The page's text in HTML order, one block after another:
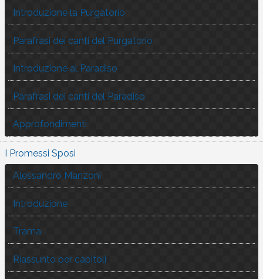
Introduzione la Purgatorio
Parafrasi dei canti del Purgatorio
Introduzione al Paradiso
Parafrasi dei canti del Paradiso
Approfondimenti
I Promessi Sposi
Alessandro Manzoni
Introduzione
Trama
Riassunto per capitoli